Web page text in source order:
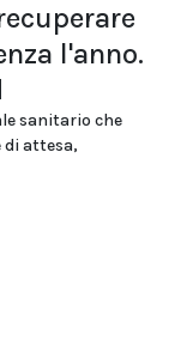
l'anno.
sanitario che
di attesa,